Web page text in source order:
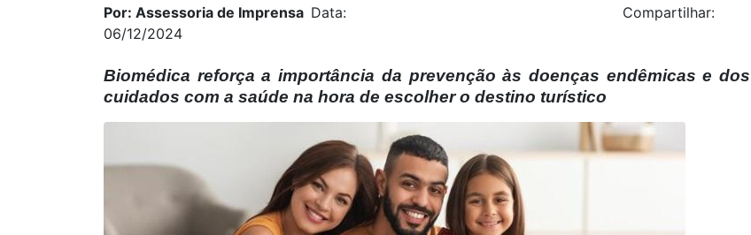
Por: Assessoria de Imprensa Data:
06/12/2024
Compartilhar:
Biomédica reforça a importância da prevenção às doenças endêmicas e dos
cuidados com a saúde na hora de escolher o destino turístico